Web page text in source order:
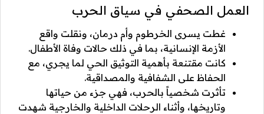
العمل الصحفي في سياق الحرب
غطت يسرى الخرطوم وأم درمان، ونقلت واقع
الأزمة الإنسانية، بما في ذلك حالات وفاة الأطفال.
كانت مقتنعة بأهمية التوثيق الحي لما يجري، مع
الحفاظ على الشفافية والمصداقية.
تأثرت شخصياً بالحرب، فهي جزء من حياتها
وتاريخها، وأثناء الرحلات الداخلية والخارجية شهدت